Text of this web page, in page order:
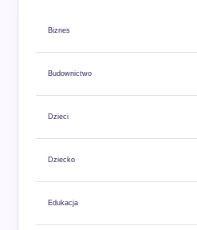
Biznes
Budownictwo
Dzieci
Dziecko
Edukacja